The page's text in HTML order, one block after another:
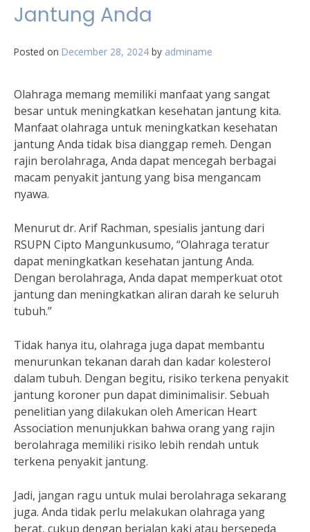
Jantung Anda
Posted on December 28, 2024 by adminame
Olahraga memang memiliki manfaat yang sangat
besar untuk meningkatkan kesehatan jantung kita.
Manfaat olahraga untuk meningkatkan kesehatan
jantung Anda tidak bisa dianggap remeh. Dengan
rajin berolahraga, Anda dapat mencegah berbagai
macam penyakit jantung yang bisa mengancam
nyawa.
Menurut dr. Arif Rachman, spesialis jantung dari
RSUPN Cipto Mangunkusumo, “Olahraga teratur
dapat meningkatkan kesehatan jantung Anda.
Dengan berolahraga, Anda dapat memperkuat otot
jantung dan meningkatkan aliran darah ke seluruh
tubuh.”
Tidak hanya itu, olahraga juga dapat membantu
menurunkan tekanan darah dan kadar kolesterol
dalam tubuh. Dengan begitu, risiko terkena penyakit
jantung koroner pun dapat diminimalisir. Sebuah
penelitian yang dilakukan oleh American Heart
Association menunjukkan bahwa orang yang rajin
berolahraga memiliki risiko lebih rendah untuk
terkena penyakit jantung.
Jadi, jangan ragu untuk mulai berolahraga sekarang
juga. Anda tidak perlu melakukan olahraga yang
berat, cukup dengan berjalan kaki atau bersepeda